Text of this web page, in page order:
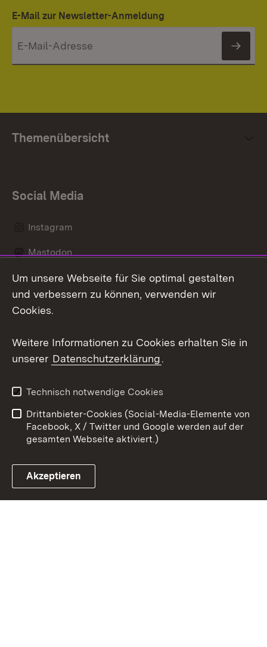
E-Mail zur Newsletter-Anmeldung
Themenübersicht
Social Media
Instagram
Mastodon
Messenger
Link zum Landesportal
Kontakt
Impressum
Cookies
Um unsere Webseite für Sie optimal gestalten
und verbessern zu können, verwenden wir
Cookies.
Weitere Informationen zu Cookies erhalten Sie in
unserer Datenschutzerklärung.
Technisch notwendige Cookies
Drittanbieter-Cookies (Social-Media-Elemente von
Facebook, X / Twitter und Google werden auf der
gesamten Webseite aktiviert.)
Akzeptieren